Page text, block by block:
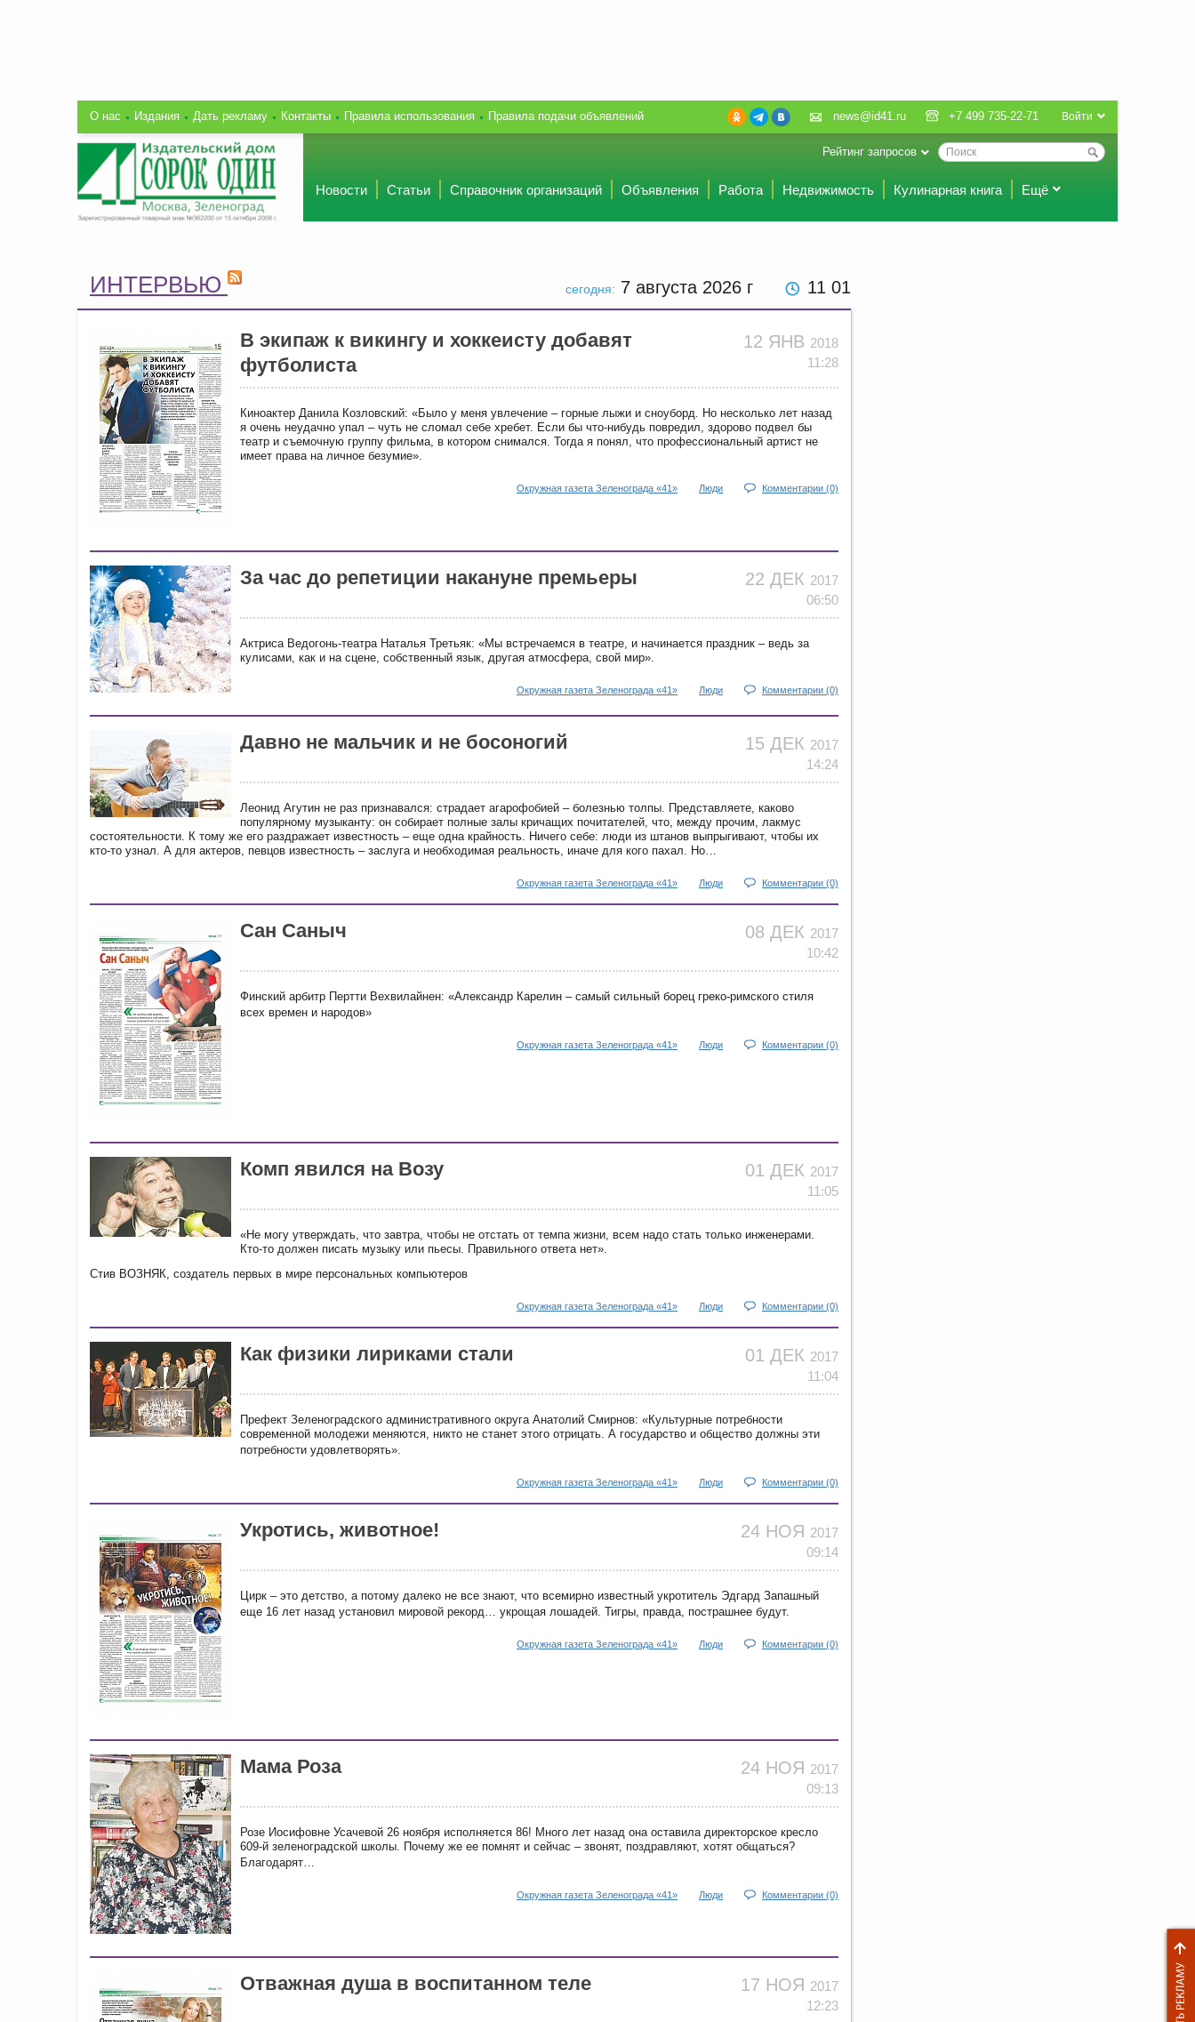
О нас Издания Дать рекламу Контакты Правила использования Правила подачи объявлений Войти
news@id41.ru +7 499 735-22-71
Рейтинг запросов
Новости Статьи Справочник организаций Объявления Работа Недвижимость Кулинарная книга Ещё
сегодня: 7 августа 2026 г 11:01
ИНТЕРВЬЮ
12 ЯНВ 2018
11:28
В экипаж к викингу и хоккеисту добавят
футболиста
Киноактер Данила Козловский: «Было у меня увлечение – горные лыжи и сноуборд. Но несколько лет назад
я очень неудачно упал – чуть не сломал себе хребет. Если бы что-нибудь повредил, здорово подвел бы
театр и съемочную группу фильма, в котором снимался. Тогда я понял, что профессиональный артист не
имеет права на личное безумие».
Окружная газета Зеленограда «41» Люди Комментарии (0)
22 ДЕК 2017
06:50
За час до репетиции накануне премьеры
Актриса Ведогонь-театра Наталья Третьяк: «Мы встречаемся в театре, и начинается праздник – ведь за
кулисами, как и на сцене, собственный язык, другая атмосфера, свой мир».
Окружная газета Зеленограда «41» Люди Комментарии (0)
15 ДЕК 2017
14:24
Давно не мальчик и не босоногий
Леонид Агутин не раз признавался: страдает агарофобией – болезнью толпы. Представляете, каково
популярному музыканту: он собирает полные залы кричащих почитателей, что, между прочим, лакмус
состоятельности. К тому же его раздражает известность – еще одна крайность. Ничего себе: люди из штанов выпрыгивают, чтобы их
кто-то узнал. А для актеров, певцов известность – заслуга и необходимая реальность, иначе для кого пахал. Но…
Окружная газета Зеленограда «41» Люди Комментарии (0)
08 ДЕК 2017
10:42
Сан Саныч
Финский арбитр Пертти Вехвилайнен: «Александр Карелин – самый сильный борец греко-римского стиля
всех времен и народов»
Окружная газета Зеленограда «41» Люди Комментарии (0)
01 ДЕК 2017
11:05
Комп явился на Возу
«Не могу утверждать, что завтра, чтобы не отстать от темпа жизни, всем надо стать только инженерами.
Кто-то должен писать музыку или пьесы. Правильного ответа нет».
Стив ВОЗНЯК, создатель первых в мире персональных компьютеров
Окружная газета Зеленограда «41» Люди Комментарии (0)
01 ДЕК 2017
11:04
Как физики лириками стали
Префект Зеленоградского административного округа Анатолий Смирнов: «Культурные потребности
современной молодежи меняются, никто не станет этого отрицать. А государство и общество должны эти
потребности удовлетворять».
Окружная газета Зеленограда «41» Люди Комментарии (0)
24 НОЯ 2017
09:14
Укротись, животное!
Цирк – это детство, а потому далеко не все знают, что всемирно известный укротитель Эдгард Запашный
еще 16 лет назад установил мировой рекорд… укрощая лошадей. Тигры, правда, пострашнее будут.
Окружная газета Зеленограда «41» Люди Комментарии (0)
24 НОЯ 2017
09:13
Мама Роза
Розе Иосифовне Усачевой 26 ноября исполняется 86! Много лет назад она оставила директорское кресло
609-й зеленоградской школы. Почему же ее помнят и сейчас – звонят, поздравляют, хотят общаться?
Благодарят…
Окружная газета Зеленограда «41» Люди Комментарии (0)
17 НОЯ 2017
12:23
Отважная душа в воспитанном теле